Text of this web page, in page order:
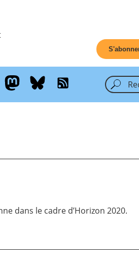
dans le cadre d’Horizon 2020.